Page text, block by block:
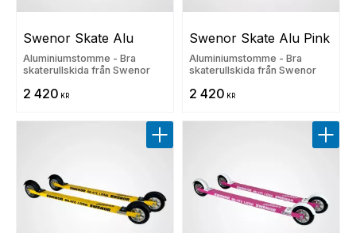
Swenor Skate Alu
Aluminiumstomme - Bra
skaterullskida från Swenor
2 420 KR
Swenor Skate Alu Pink
Aluminiumstomme - Bra
skaterullskida från Swenor
2 420 KR
Lägg till i favoriter Lägg